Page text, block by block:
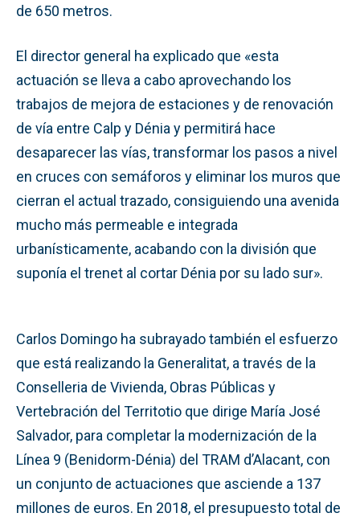
de 650 metros.
El director general ha explicado que «esta
actuación se lleva a cabo aprovechando los
trabajos de mejora de estaciones y de renovación
de vía entre Calp y Dénia y permitirá hace
desaparecer las vías, transformar los pasos a nivel
en cruces con semáforos y eliminar los muros que
cierran el actual trazado, consiguiendo una avenida
mucho más permeable e integrada
urbanísticamente, acabando con la división que
suponía el trenet al cortar Dénia por su lado sur».
Carlos Domingo ha subrayado también el esfuerzo
que está realizando la Generalitat, a través de la
Conselleria de Vivienda, Obras Públicas y
Vertebración del Territotio que dirige María José
Salvador, para completar la modernización de la
Línea 9 (Benidorm-Dénia) del TRAM d’Alacant, con
un conjunto de actuaciones que asciende a 137
millones de euros. En 2018, el presupuesto total de